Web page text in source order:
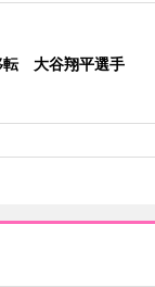
転 大谷翔平選手